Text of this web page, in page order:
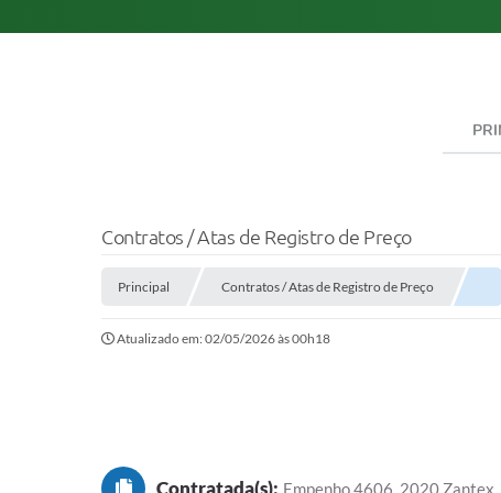
Contratos / Atas de Registro de Preço
Principal Contratos / Atas de Registro de Preço
Atualizado em: 02/05/2026 às 00h18
Contratada(s): Empenho 4606_2020 Zantex